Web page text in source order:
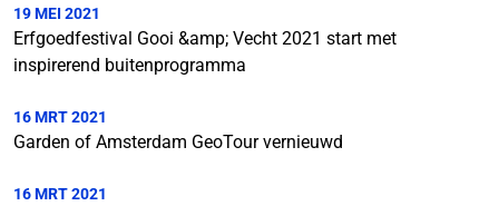
19 MEI 2021
Erfgoedfestival Gooi &amp; Vecht 2021 start met
inspirerend buitenprogramma
16 MRT 2021
Garden of Amsterdam GeoTour vernieuwd
16 MRT 2021